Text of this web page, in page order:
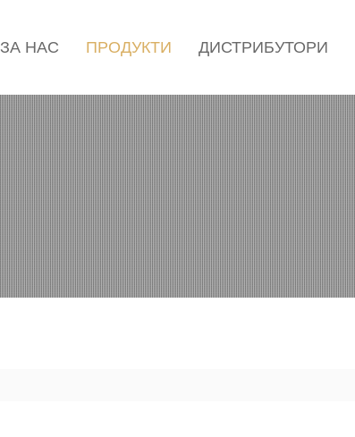
ЗА НАС ПРОДУКТИ ДИСТРИБУТОРИ